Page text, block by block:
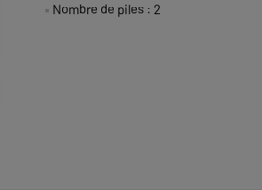
Nombre de piles : 2